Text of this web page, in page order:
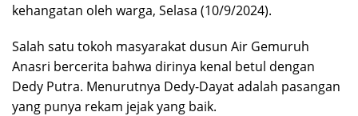
kehangatan oleh warga, Selasa (10/9/2024).
Salah satu tokoh masyarakat dusun Air Gemuruh
Anasri bercerita bahwa dirinya kenal betul dengan
Dedy Putra. Menurutnya Dedy-Dayat adalah pasangan
yang punya rekam jejak yang baik.